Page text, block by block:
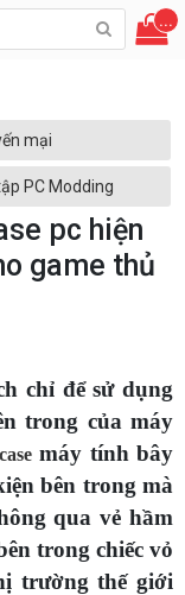
...
mại
PC Modding
pc hiện
game thủ
chỉ để sử dụng
trong của máy
máy tính bây
bên trong mà
qua vẻ hầm
trong chiếc vỏ
trường thế giới